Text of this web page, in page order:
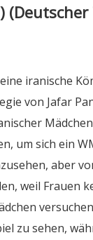
iranische
von Jafar
um sich ein
aber
weil Frauen
zu sehen,